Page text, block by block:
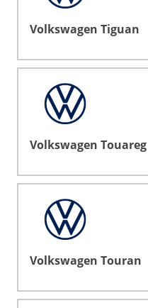
Volkswagen Tiguan
Volkswagen Touareg
Volkswagen Touran